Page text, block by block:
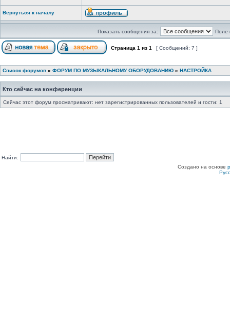
Вернуться к началу
Показать сообщения за: Поле
Страница 1 из 1 [ Сообщений: 7 ]
Список форумов » ФОРУМ ПО МУЗЫКАЛЬНОМУ ОБОРУДОВАНИЮ » НАСТРОЙКА
Кто сейчас на конференции
Сейчас этот форум просматривают: нет зарегистрированных пользователей и гости: 1
Найти:
Создано на основе